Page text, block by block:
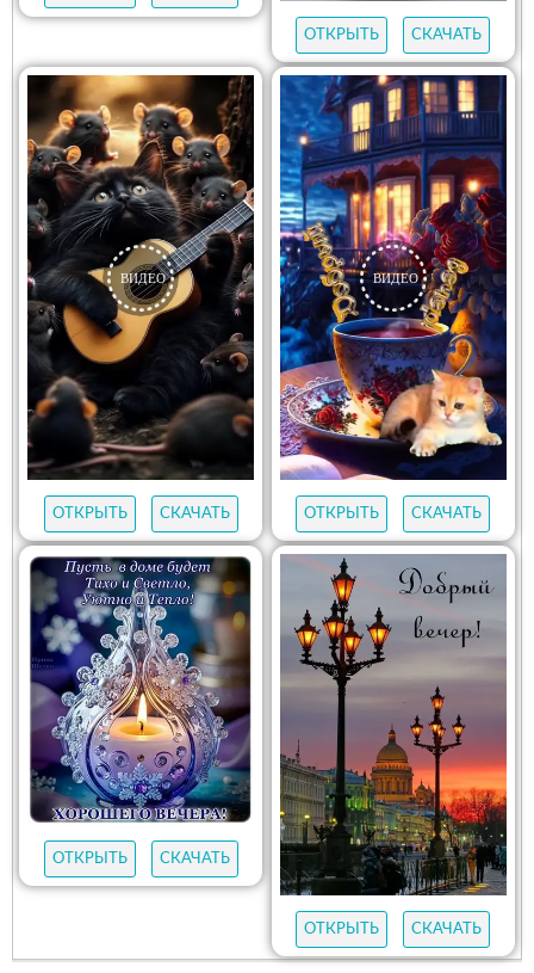
ОТКРЫТЬ СКАЧАТЬ
ОТКРЫТЬ СКАЧАТЬ ОТКРЫТЬ СКАЧАТЬ
ОТКРЫТЬ СКАЧАТЬ
ОТКРЫТЬ СКАЧАТЬ